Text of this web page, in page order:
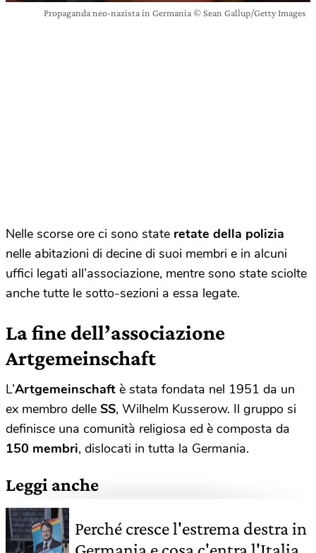
Propaganda neo-nazista in Germania © Sean Gallup/Getty Images
Nelle scorse ore ci sono state retate della polizia
nelle abitazioni di decine di suoi membri e in alcuni
uffici legati all’associazione, mentre sono state sciolte
anche tutte le sotto-sezioni a essa legate.
La fine dell’associazione
Artgemeinschaft
L’Artgemeinschaft è stata fondata nel 1951 da un
ex membro delle SS, Wilhelm Kusserow. Il gruppo si
definisce una comunità religiosa ed è composta da
150 membri, dislocati in tutta la Germania.
Leggi anche
Perché cresce l'estrema destra in